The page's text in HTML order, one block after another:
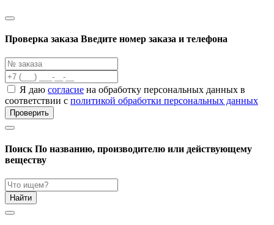
Проверка заказа Введите номер заказа и телефона
Я даю согласие на обработку персональных данных в
соответствии с политикой обработки персональных данных
Проверить
Поиск По названию, производителю или действующему
веществу
Найти